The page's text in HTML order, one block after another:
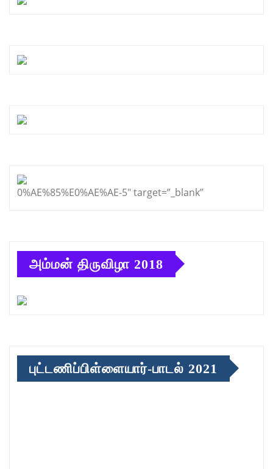
0%AE%85%E0%AE%AE-5″ target=”_blank”
அம்மன் திருவிழா 2018
புட்டணிப்பிள்ளையார்-பாடல் 2021